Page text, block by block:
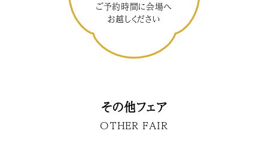
ご予約時間に会場へ
お越しください
その他フェア
OTHER FAIR